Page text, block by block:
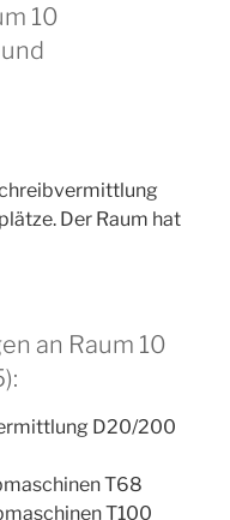
10
Der Raum hat
an Raum 10
D20/200
T68
T100